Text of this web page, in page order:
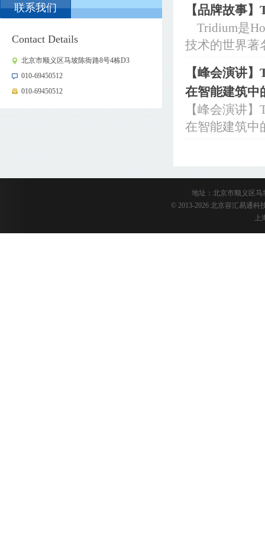
【品牌故事
Tridium是
技术的世界著
【峰会演讲
在智能建筑中
【峰会演讲
在智能建筑
联系我们
Contact Details
北京市顺义区马坡陈衙路8号4栋D3
010-69450512
010-69450512
地址：北京市顺义区马
© 2013-2026 北京容汇易通